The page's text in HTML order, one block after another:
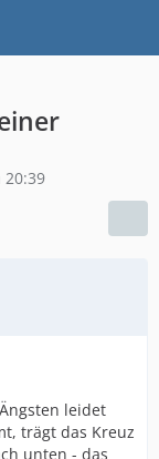
20:39
leidet
trägt das Kreuz
unten - das